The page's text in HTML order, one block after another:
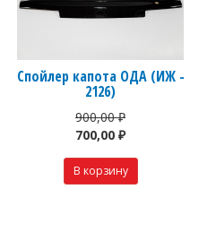
Спойлер капота ОДА (ИЖ -
2126)
900,00 ₽
700,00 ₽